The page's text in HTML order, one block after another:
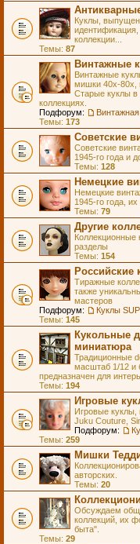
Куклы,
коллекции...
Темы: 87
Винтажные
Винтажные
мишки 40х-80х,
Старые куклы
коллекциях.
Подфорум:
Темы: 173
Советские
Советские
1945-го года и
Темы: 128
Немецкие
Немецкие
1945-го года,
Темы: 79
Другие
Коллекционные
разделы
Темы: 154
Российские
Тиражные
также
мастеров
Подфорум:
Темы: 145
Кукольные
миниатюра
Традиционные
масштаб 1/12 и
предназначен для
Темы: 194
Игровые
Игровые
Juku Couture,
Подфорум:
Темы: 259
Мишки
авторских.
Темы: 20
Обсуждаем
коллекций, их
быта".
Темы: 29